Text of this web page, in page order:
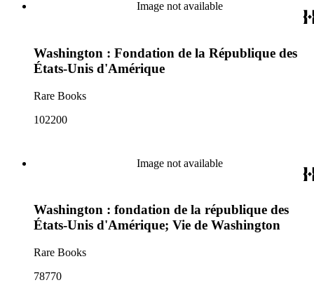
Image not available
Washington : Fondation de la République des
États-Unis d'Amérique
Rare Books
102200
Image not available
Washington : fondation de la république des
États-Unis d'Amérique; Vie de Washington
Rare Books
78770